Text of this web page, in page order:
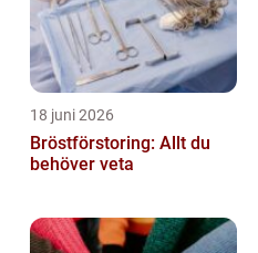
18 juni 2026
Bröstförstoring: Allt du
behöver veta